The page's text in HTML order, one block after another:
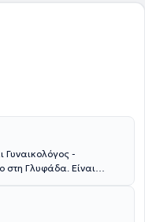
Γυναικολόγος -
στη Γλυφάδα. Είναι
στην “Έρευνα στη
του Εθνικού και